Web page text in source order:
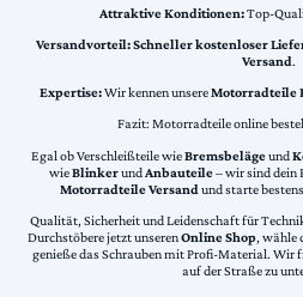
Attraktive Konditionen:Top-
Versandvorteil:Schneller kostenloser
Versand.
Expertise:Wir kennen unsereMotorradteile
Fazit: Motorradteile online
Egal ob Verschleißteile wieBremsbelägeund
wieBlinkerundAnbauteile– wir sind dein
Motorradteile Versand und starte
Qualität, Sicherheit und Leidenschaft für
Durchstöbere jetzt unserenOnline Shop, wähle
genieße das Schrauben mit Profi-Material. Wir
auf der Straße zu